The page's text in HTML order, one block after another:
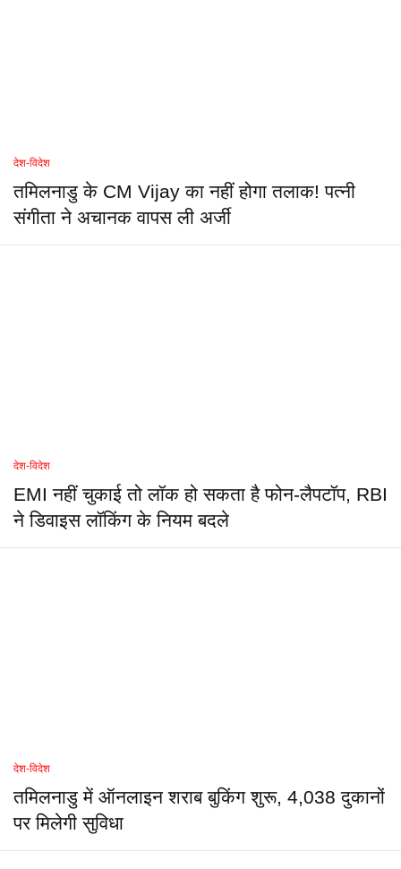
देश-विदेश
तमिलनाडु के CM Vijay का नहीं होगा तलाक! पत्नी
संगीता ने अचानक वापस ली अर्जी
देश-विदेश
EMI नहीं चुकाई तो लॉक हो सकता है फोन-लैपटॉप, RBI
ने डिवाइस लॉकिंग के नियम बदले
देश-विदेश
तमिलनाडु में ऑनलाइन शराब बुकिंग शुरू, 4,038 दुकानों
पर मिलेगी सुविधा